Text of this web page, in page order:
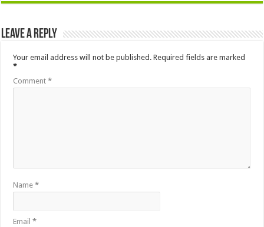
Leave a Reply
Your email address will not be published. Required fields are marked
*
Comment*
Name*
Email*